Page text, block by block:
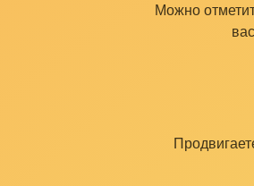
Можно